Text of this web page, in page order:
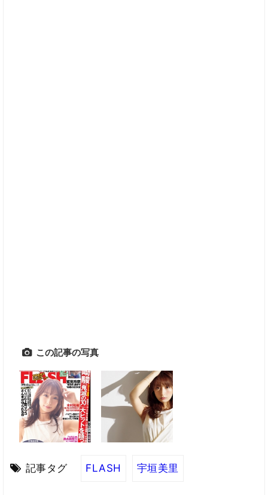
この記事の写真
記事タグ FLASH 宇垣美里